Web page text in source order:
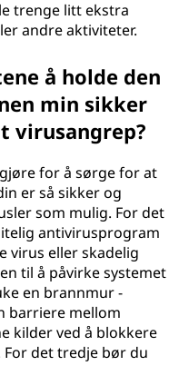
trenge litt ekstra
andre aktiviteter.
å holde den
min sikker
virusangrep?
for å sørge for at
er så sikker og
som mulig. For det
antivirusprogram
virus eller skadelig
til å påvirke systemet
en brannmur -
barriere mellom
kilder ved å blokkere
det tredje bør du